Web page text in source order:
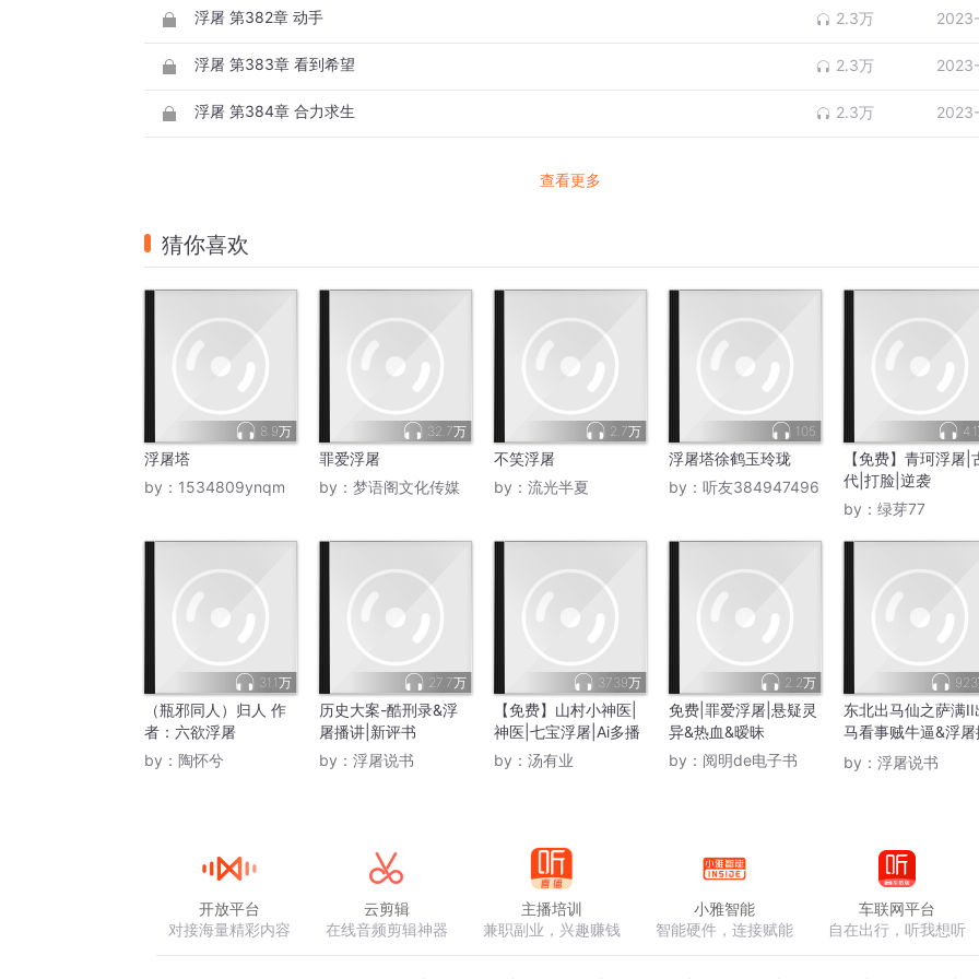
浮屠 第382章 动手 2.3万
浮屠 第383章 看到希望 2.3万
浮屠 第384章 合力求生 2.3万
查看更多
猜你喜欢
8.9万
浮屠塔
by： 1534809ynqm
32.7万
罪爱浮屠
by： 梦语阁文化传媒
2.7万
不笑浮屠
by： 流光半夏
105
浮屠塔徐鹤玉玲珑
by： 听友384947496
【免费】青珂浮屠|
代|打脸|逆袭
by： 绿芽77
31.1万
（瓶邪同人）归人 作
者：六欲浮屠
by： 陶怀兮
27.7万
历史大案-酷刑录&浮
屠播讲|新评书
by： 浮屠说书
3739万
【免费】山村小神医|
神医|七宝浮屠|Ai多播
by： 汤有业
2.2万
免费|罪爱浮屠|悬疑灵
异&热血&暧昧
by： 阅明de电子书
东北出马仙之萨满II
马看事贼牛逼&浮屠
讲
by： 浮屠说书
开放平台
对接海量精彩内容
云剪辑
在线音频剪辑神器
主播培训
兼职副业，兴趣赚钱
小雅智能
智能硬件，连接赋能
车联网平台
自在出行，听我想听